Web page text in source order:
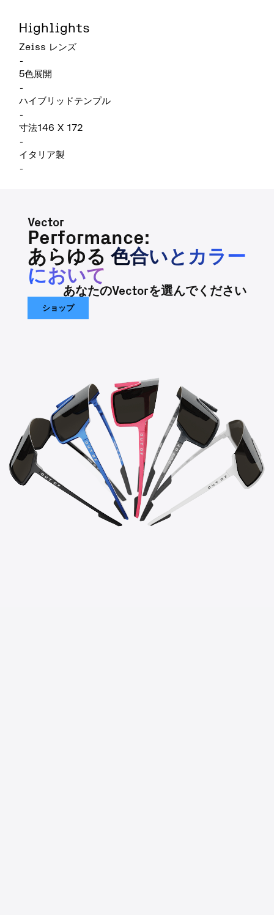
Highlights
Zeiss レンズ
-
5色展開
-
ハイブリッドテンプル
-
寸法146 X 172
-
イタリア製
-
Vector
Performance:
あらゆる 色合いとカラー
において
あなたのVectorを選んでください
ショップ